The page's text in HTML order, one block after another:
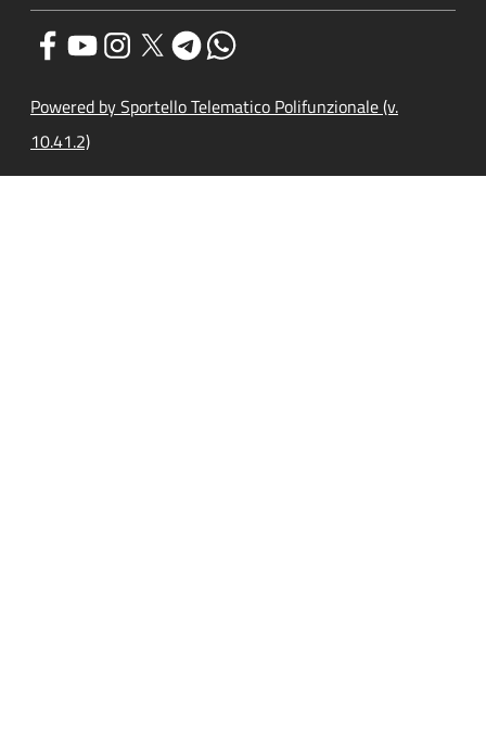
Powered by Sportello Telematico Polifunzionale (v.
10.41.2)